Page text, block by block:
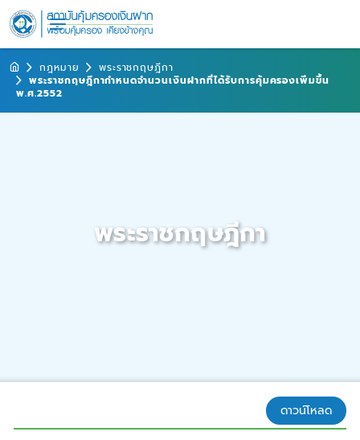
กฎหมาย
พระราชกฤษฎีกา
พระราชกฤษฎีกากำหนดจำนวนเงินฝากที่ได้รับการคุ้มครองเพิ่มขึ้น
พ.ศ.2552
พระราชกฤษฎีกา
ดาวน์โหลด